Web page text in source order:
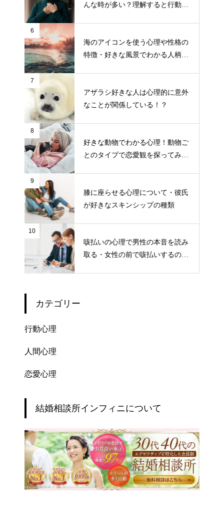
んな時が多い？理解すると行動し
6
海のアイコンを使う心理や性格の
特徴・好きな風景でわかる人柄に
7
アザラシ好きな人は心理的に意外
なことが関係している！？
8
好きな動物でわかる心理！動物ご
とのタイプで恋愛観を探ってみよ
9
膝に座らせる心理について・彼氏
が好きなスキンシップの種類
10
咳払いの心理で男性の本音を読み
取る・女性の前で咳払いするのは
カテゴリー
行動心理
人間心理
恋愛心理
結婚相談所インフィニについて